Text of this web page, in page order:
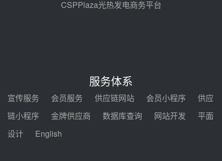
前天 08-05 09:11
锅中标格尔木项目蒸汽发生系统
甘肃建投安装公司赴京洽谈，深化
瓜州、博州光热项目战略合作
CSPPlaza光热发电商务平台
服务体系
宣传服务 会员服务 供应链网站 会员小程序
供应
链小程序
金牌供应商 数据库查询 网站开发
平面
设计
English